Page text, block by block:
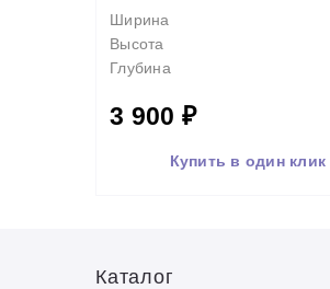
Ширина
Высота
Глубина
3 900 ₽
Купить в один клик
Каталог